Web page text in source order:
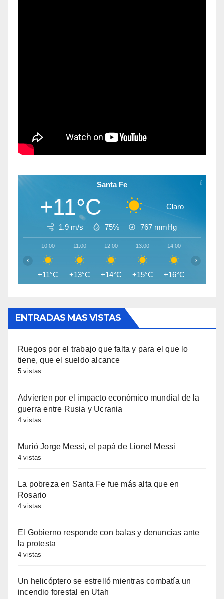
Santa Fe
+11°C Claro
1.9 m/s 75% 767 mmHg
10:00
+11°C
11:00
+13°C
12:00
+14°C
13:00
+15°C
14:00
+16°C
‹ ›
ENTRADAS MAS VISTAS
Ruegos por el trabajo que falta y para el que lo
tiene, que el sueldo alcance
5 vistas
Advierten por el impacto económico mundial de la
guerra entre Rusia y Ucrania
4 vistas
Murió Jorge Messi, el papá de Lionel Messi
4 vistas
La pobreza en Santa Fe fue más alta que en
Rosario
4 vistas
El Gobierno responde con balas y denuncias ante
la protesta
4 vistas
Un helicóptero se estrelló mientras combatía un
incendio forestal en Utah